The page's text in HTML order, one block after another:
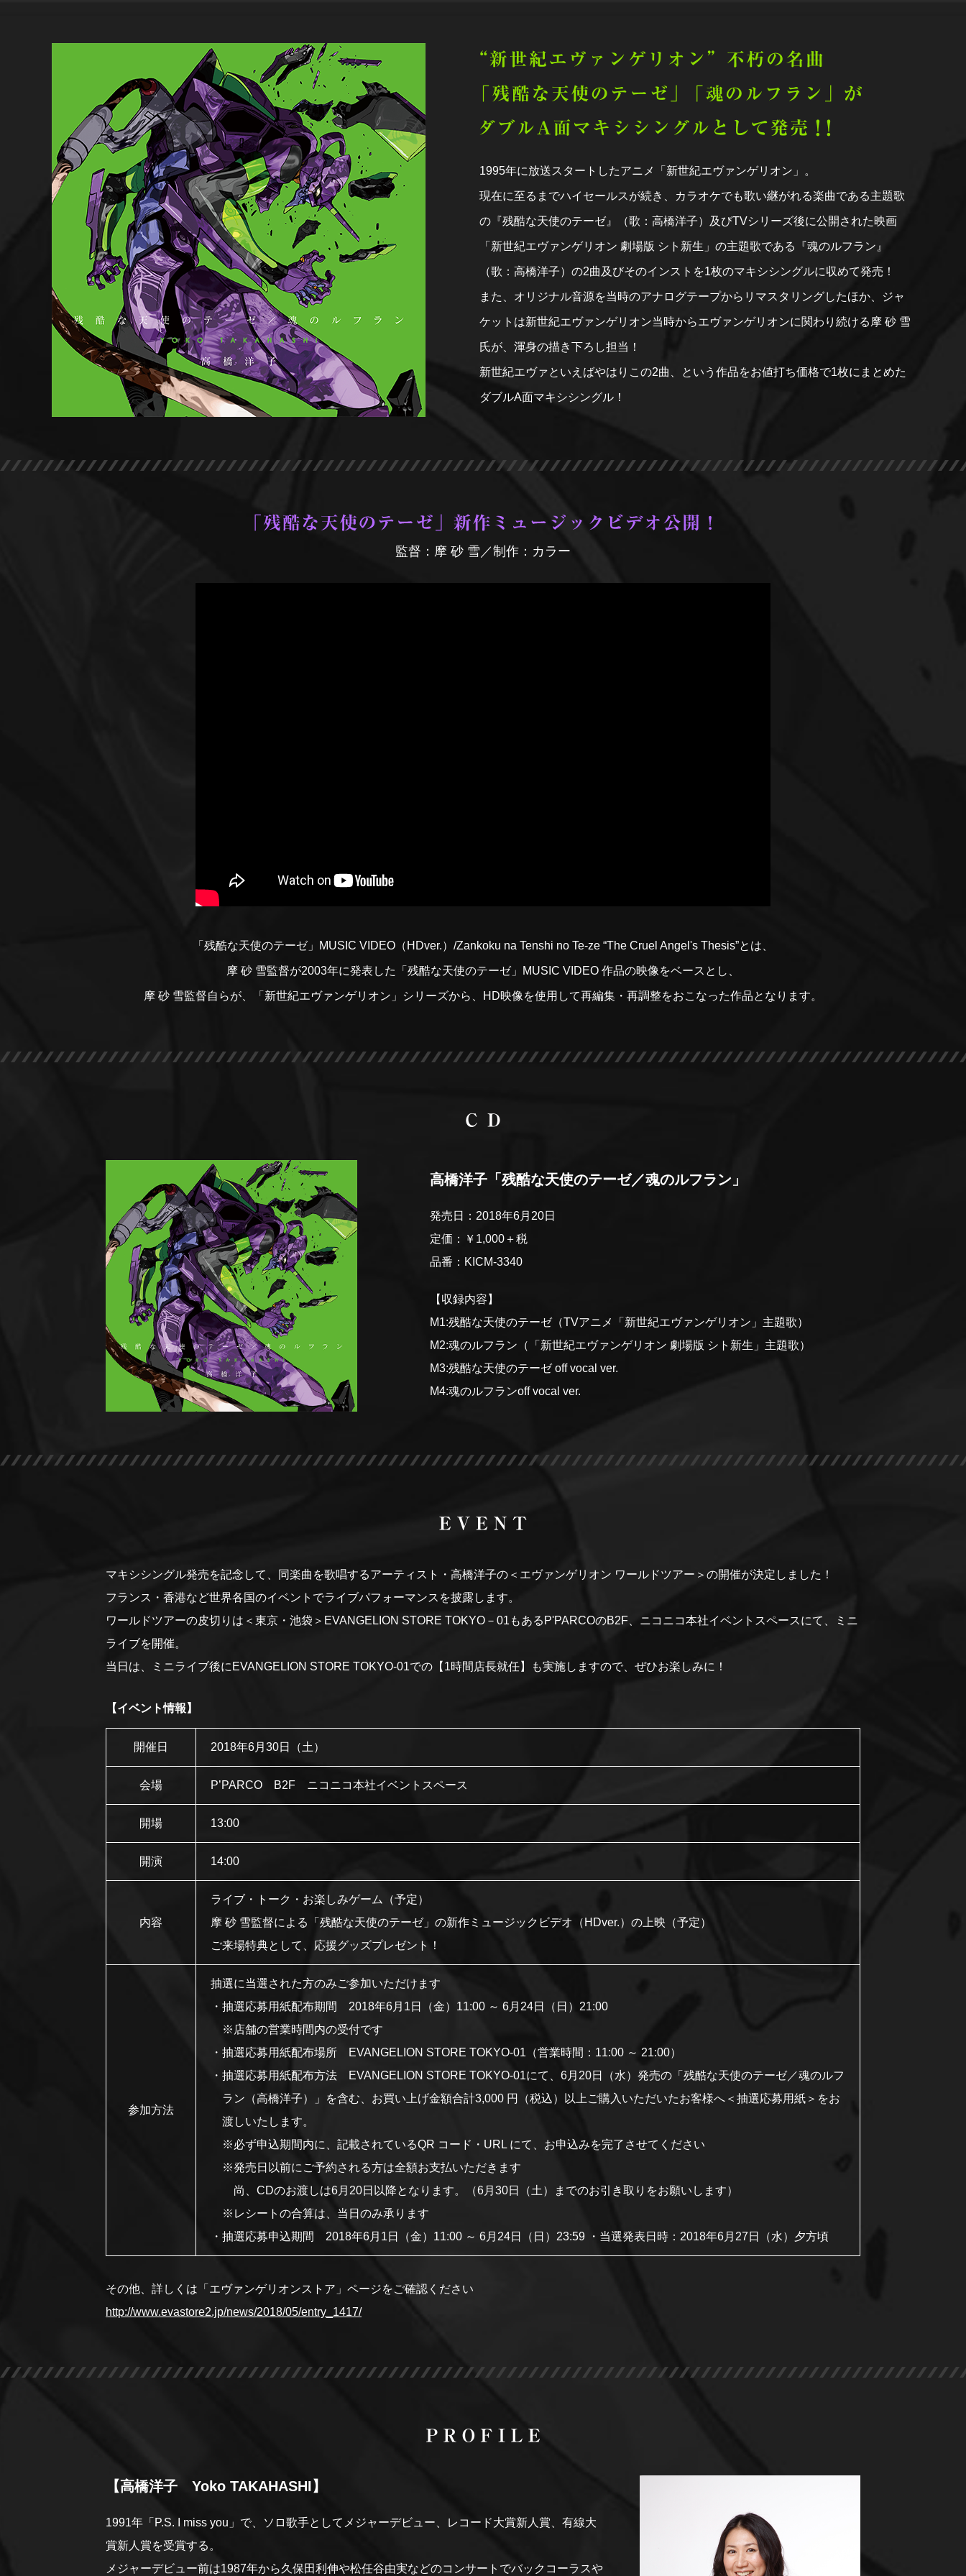
1995年に放送スタートしたアニメ「新世紀エヴァンゲリオン」。
現在に至るまでハイセールスが続き、カラオケでも歌い継がれる楽曲である主題歌
の『残酷な天使のテーゼ』（歌：高橋洋子）及びTVシリーズ後に公開された映画
「新世紀エヴァンゲリオン 劇場版 シト新生」の主題歌である『魂のルフラン』
（歌：高橋洋子）の2曲及びそのインストを1枚のマキシシングルに収めて発売！
また、オリジナル音源を当時のアナログテープからリマスタリングしたほか、ジャ
ケットは新世紀エヴァンゲリオン当時からエヴァンゲリオンに関わり続ける摩 砂 雪
氏が、渾身の描き下ろし担当！
新世紀エヴァといえばやはりこの2曲、という作品をお値打ち価格で1枚にまとめた
ダブルA面マキシシングル！
監督：摩 砂 雪／制作：カラー
「残酷な天使のテーゼ」MUSIC VIDEO（HDver.）/Zankoku na Tenshi no Te-ze “The Cruel Angel's Thesis”とは、
摩 砂 雪監督が2003年に発表した「残酷な天使のテーゼ」MUSIC VIDEO 作品の映像をベースとし、
摩 砂 雪監督自らが、「新世紀エヴァンゲリオン」シリーズから、HD映像を使用して再編集・再調整をおこなった作品となります。
高橋洋子 「残酷な天使のテーゼ／魂のルフラン」
発売日：2018年6月20日
定価：￥1,000＋税
品番：KICM-3340
【収録内容】
M1:残酷な天使のテーゼ（TVアニメ「新世紀エヴァンゲリオン」主題歌）
M2:魂のルフラン（「新世紀エヴァンゲリオン 劇場版 シト新生」主題歌）
M3:残酷な天使のテーゼ off vocal ver.
M4:魂のルフランoff vocal ver.
マキシシングル発売を記念して、同楽曲を歌唱するアーティスト・高橋洋子の＜エヴァンゲリオン ワールドツアー＞の開催が決定しました！
フランス・香港など世界各国のイベントでライブパフォーマンスを披露します。
ワールドツアーの皮切りは＜東京・池袋＞EVANGELION STORE TOKYO－01もあるP'PARCOのB2F、ニコニコ本社イベントスペースにて、ミニ
ライブを開催。
当日は、ミニライブ後にEVANGELION STORE TOKYO-01での【1時間店長就任】も実施しますので、ぜひお楽しみに！
【イベント情報】
開催日 2018年6月30日（土）
会場 P’PARCO B2F ニコニコ本社イベントスペース
開場 13:00
開演 14:00
内容
ライブ・トーク・お楽しみゲーム（予定）
摩 砂 雪監督による「残酷な天使のテーゼ」の新作ミュージックビデオ（HDver.）の上映（予定）
ご来場特典として、応援グッズプレゼント！
参加方法
抽選に当選された方のみご参加いただけます
・抽選応募用紙配布期間 2018年6月1日（金）11:00 ～ 6月24日（日）21:00
※店舗の営業時間内の受付です
・抽選応募用紙配布場所 EVANGELION STORE TOKYO-01（営業時間：11:00 ～ 21:00）
・抽選応募用紙配布方法 EVANGELION STORE TOKYO-01にて、6月20日（水）発売の「残酷な天使のテーゼ／魂のルフ
ラン（高橋洋子）」を含む、お買い上げ金額合計3,000 円（税込）以上ご購入いただいたお客様へ＜抽選応募用紙＞をお
渡しいたします。
※必ず申込期間内に、記載されているQR コード・URL にて、お申込みを完了させてください
※発売日以前にご予約される方は全額お支払いただきます
尚、CDのお渡しは6月20日以降となります。（6月30日（土）までのお引き取りをお願いします）
※レシートの合算は、当日のみ承ります
・抽選応募申込期間 2018年6月1日（金）11:00 ～ 6月24日（日）23:59
・当選発表日時：2018年6月27日（水）夕方頃
その他、詳しくは「エヴァンゲリオンストア」ページをご確認ください
http://www.evastore2.jp/news/2018/05/entry_1417/
【高橋洋子 Yoko TAKAHASHI】
1991年「P.S. I miss you」で、ソロ歌手としてメジャーデビュー、レコード大賞新人賞、有線大
賞新人賞を受賞する。
メジャーデビュー前は1987年から久保田利伸や松任谷由実などのコンサートでバックコーラスや